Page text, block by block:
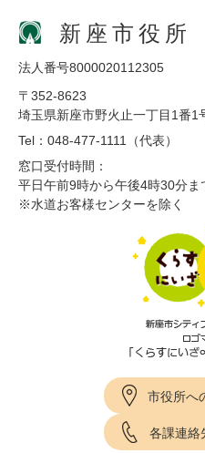
新座市役所
法人番号8000020112305
〒352-8623
埼玉県新座市野火止一丁目1番1
Tel：048-477-1111（代表）
窓口受付時間：
平日午前9時から午後4時30分ま
※水道お客様センターを除く
市役所へ
各課連絡